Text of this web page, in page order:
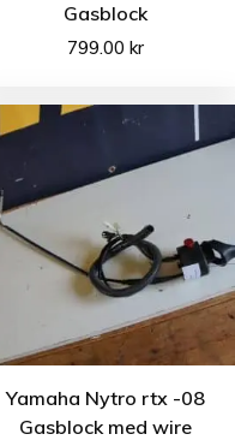
Gasblock
799.00 kr
Yamaha Nytro rtx -08
Gasblock med wire